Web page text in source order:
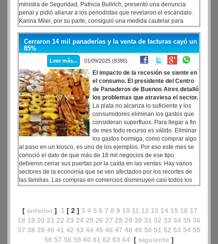
ministra de Seguridad, Patricia Bullrich, presentó una denuncia
penal y pidió allanar a los periodistas que revelaron el escándalo.
Karina Milei, por su parte, consiguió una medida cautelar para
evitar que se continúe con la difusión de sus audios. La
contraofensiva llegó y los autores de la investigación que destapó
el escándalo denunciaron haber recibido amenazas.
Cerraron 14 mil panaderías y la venta de facturas cayó un
85%
Leer más... 01/09/2025 (8386)
El impacto de la recesión se siente en
el consumo. El presidente del Centro
de Panaderos de Buenos Aires detalló
los problemas que atraviesa el sector.
La plata no alcanza lo suficiente y los
consumidores eliminan los gastos que
consideran superfluos. Para llegar a fin
de mes todo recurso es válido. Eliminar
los gastos hormiga, como comprar algo
al paso en un kiosco, es uno de los ejemplos. Por eso este mes se
conoció el dato de que más de 18 mil negocios de ese tipo
debieron cerrar sus puertas por la caída en las ventas. Hay varios
sectores de la economía que se ven afectados por los recortes de
las familias. Las compras en comercios disminuyen casi todos los
meses, de acuerdo a los números que difunde el INDEC.
[ anterior ] 1 [ 2 ] 3 4 5 6 7 8 9 10 11 12 13 14 15 16 17
18 19 20 21 22 23 24 25 26 27 28 29 30 31 32 33 34 35 36
37 38 39 40 41 42 43 44 45 46 47 48 49 50 51 52 53 54 55
56 57 58 59 60 61 62 63 64 [ siguiente ]